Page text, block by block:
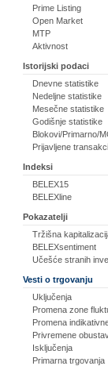
Prime Listing
Open Market
MTP
Aktivnost
Istorijski podaci
Dnevne statistike
Nedeljne statistike
Mesečne statistike
Godišnje statistike
Blokovi/Primarno/
Prijavljene
Indeksi
BELEX15
BELEXline
Pokazatelji
Tržišna
BELEXsentiment
Učešće stranih
Vesti o trgovanju
Uključenja
Promena zone
Promena
Privremene
Isključenja
Primarna trgovanja